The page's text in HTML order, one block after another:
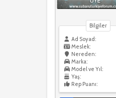
Bilgiler
Ad Soyad:
Meslek:
Nereden:
Marka:
Model ve Yıl:
Yaş:
Rep Puanı: